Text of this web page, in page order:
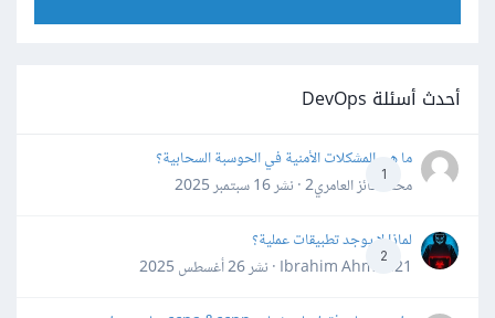
أحدث أسئلة DevOps
1
ما هي المشكلات الأمنية في الحوسبة السحابية؟
محمد فائز العامري2 · نشر
16 سبتمبر 2025
2
لماذا لا يوجد تطبيقات عملية؟
Ibrahim Ahmed21 · نشر
26 أغسطس 2025